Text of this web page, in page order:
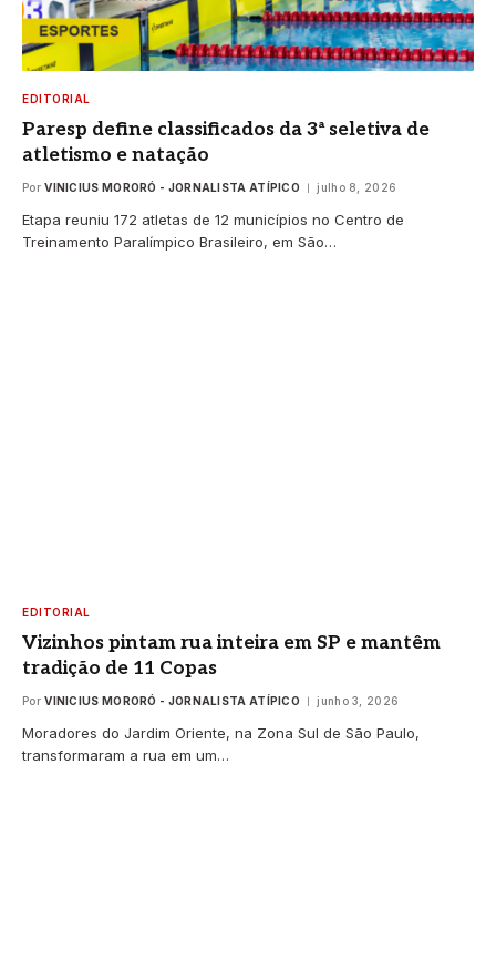
EDITORIAL
Paresp define classificados da 3ª seletiva de
atletismo e natação
Por VINICIUS MORORÓ - JORNALISTA ATÍPICO julho 8, 2026
Etapa reuniu 172 atletas de 12 municípios no Centro de
Treinamento Paralímpico Brasileiro, em São…
EDITORIAL
Vizinhos pintam rua inteira em SP e mantêm
tradição de 11 Copas
Por VINICIUS MORORÓ - JORNALISTA ATÍPICO junho 3, 2026
Moradores do Jardim Oriente, na Zona Sul de São Paulo,
transformaram a rua em um…